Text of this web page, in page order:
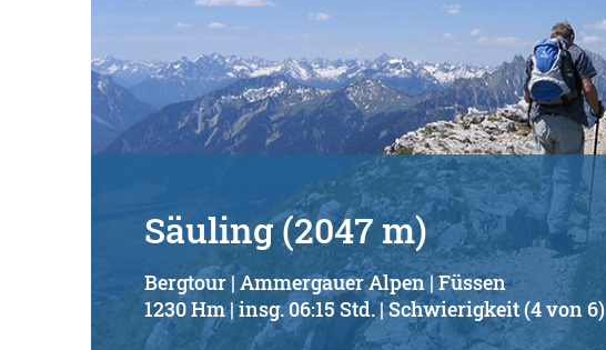
Säuling (2047 m)
Bergtour | Ammergauer Alpen | Füssen
1230 Hm | insg. 06:15 Std. | Schwierigkeit (4 von 6)